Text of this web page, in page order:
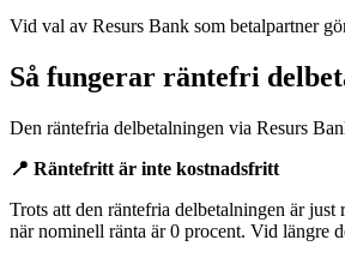
Vid val av Resurs Bank som betalpartner
Så fungerar räntefri
Den räntefria delbetalningen via Resurs
📍 Räntefritt är inte kostnadsfritt
Trots att den räntefria delbetalningen är
när nominell ränta är 0 procent. Vid längre